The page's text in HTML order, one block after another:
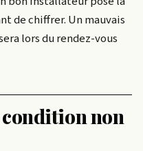
de chiffrer. Un mauvais
lors du rendez-vous
condition non